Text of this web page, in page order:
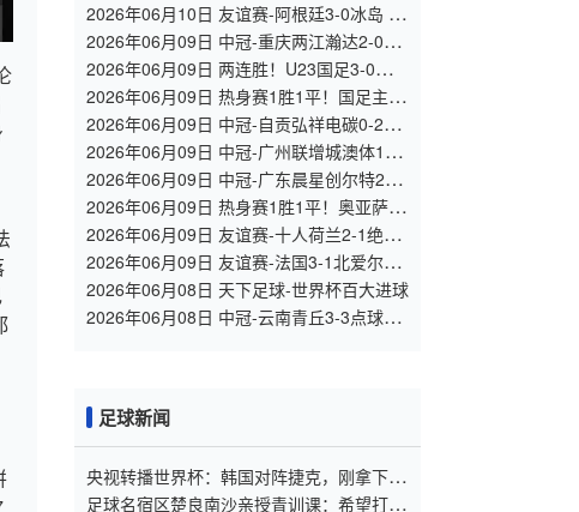
2026年06月10日 友谊赛-阿根廷3-0冰岛 梅
西复出点射劳塔罗造点+中柱阿尔马达破门
2026年06月09日 中冠-重庆两江瀚达2-0云
南爨合 王维成远射建功
2026年06月09日 两连胜！U23国足3-0塔吉
克斯坦 木塔力甫闪击+造点向余望点射
2026年06月09日 热身赛1胜1平！国足主场
0-0泰国 张玉宁抢点中柱国足24脚射门未果
2026年06月09日 中冠-自贡弘祥电碳0-2四
川叁壹捌重龙 李尚霖、邹齐破门
2026年06月09日 中冠-广州联增城澳体1-1
广州黄埔志诚 莫汝恒绝平
2026年06月09日 中冠-广东晨星创尔特2-1
泰州早茶黑马 罗凯、王伟轩破门
2026年06月09日 热身赛1胜1平！奥亚萨瓦
尔开场闪击西班牙3-1秘鲁 16日世界杯首战
2026年06月09日 友谊赛-十人荷兰2-1绝杀
乌兹别克斯坦 加克波双响+补时读秒点射
2026年06月09日 友谊赛-法国3-1北爱尔兰
奥利塞戴帽姆巴佩失良机+进球被吹
2026年06月08日 天下足球-世界杯百大进球
2026年06月08日 中冠-云南青丘3-3点球3-4
足球新闻
央视转播世界杯：韩国对阵捷克，刚拿下欧
冠的李刚仁，能否助队赢球？
足球名宿区楚良南沙亲授青训课：希望打造